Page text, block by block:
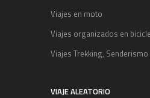
Viajes en moto
Viajes organizados en
Viajes Trekking,
VIAJE ALEATORIO